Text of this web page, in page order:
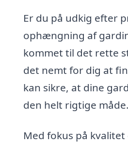
Er du på udkig efter
ophængning af
kommet til det rette
det nemt for dig at
kan sikre, at dine
den helt rigtige måde.
Med fokus på